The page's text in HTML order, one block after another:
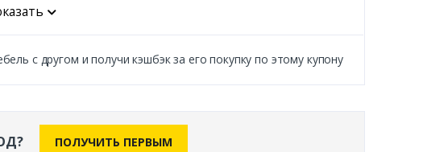
с другом и получи кэшбэк за его покупку по этому купону
ПОЛУЧИТЬ ПЕРВЫМ